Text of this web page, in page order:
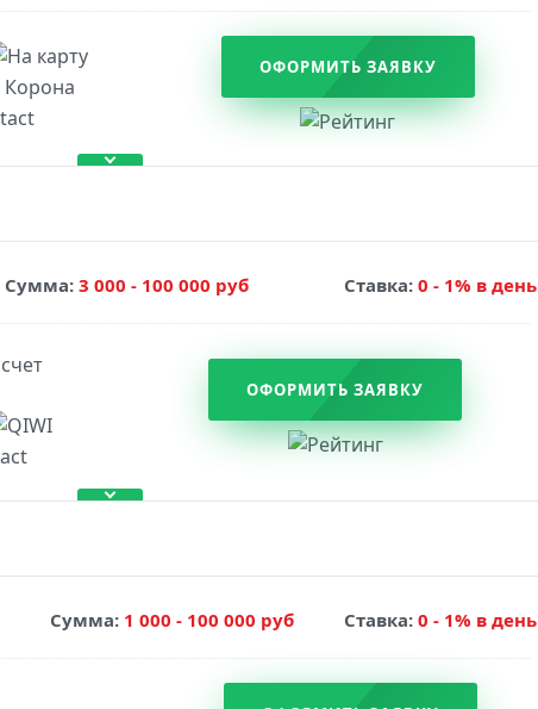
ОФОРМИТЬ ЗАЯВКУ
Сумма:3 000 - 100 000 руб Ставка: 0 - 1% в день
ОФОРМИТЬ ЗАЯВКУ
Сумма: 1 000 - 100 000 руб Ставка: 0 - 1% в день